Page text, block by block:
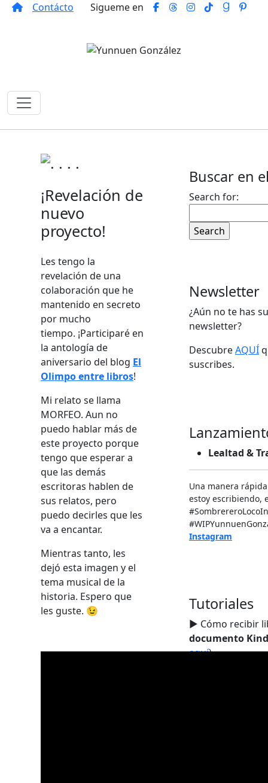
Contácto Sigueme en
¡Revelación de
nuevo
proyecto!
Les tengo la
revelación de una
colaboración que he
mantenido en secreto
por mucho
tiempo. ¡Participaré en
la antología de
aniversario del blog El
Olimpo entre libros!
Mi relato se llama
MORFEO. Aun no
puedo hablar más de
este proyecto porque
tengo que esperar a
que las demás
escritoras hablen de
sus relatos, pero
puedo decirles que les
va a encantar.
Mientras tanto, les
dejó esta imagen y el
tema musical de la
historia. Espero que
les guste. 😉
Buscar en
Search for:
Newsletter
¿Aún no te has
newsletter?
DescubreAQUÍ
suscribes.
Lealtad &
Una manera
estoy escribiendo,
Instagram
Tutoriales
► Cómo recibir
documento
aquí).